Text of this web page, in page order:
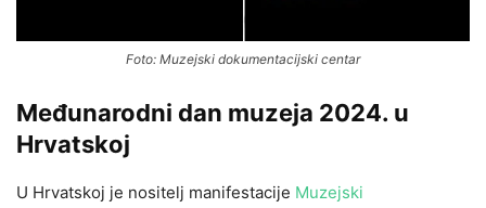
Foto: Muzejski dokumentacijski centar
Međunarodni dan muzeja 2024. u
Hrvatskoj
U Hrvatskoj je nositelj manifestacije Muzejski